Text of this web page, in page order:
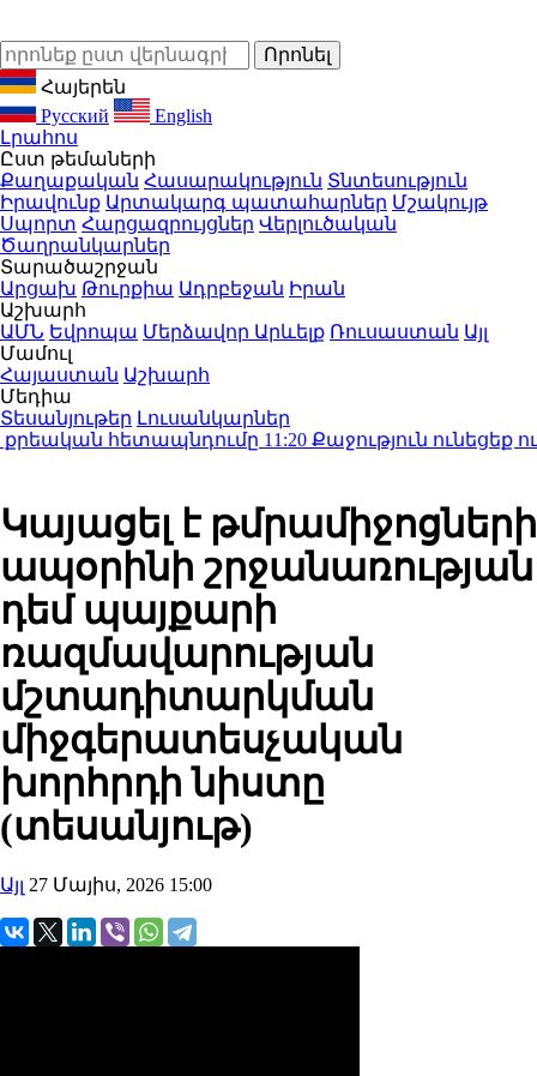
Հայերեն
Русский
English
Լրահոս
Ըստ թեմաների
Քաղաքական Հասարակություն Տնտեսություն
Իրավունք Արտակարգ պատահարներ Մշակույթ
Սպորտ Հարցազրույցներ Վերլուծական
Ծաղրանկարներ
Տարածաշրջան
Արցախ Թուրքիա Ադրբեջան Իրան
Աշխարհ
ԱՄՆ Եվրոպա Մերձավոր Արևելք Ռուսաստան Այլ
Մամուլ
Հայաստան Աշխարհ
Մեդիա
Տեսանյութեր Լուսանկարներ
հետապնդումը11:20 Քաջություն ունեցեք ու
Կայացել է թմրամիջոցների
ապօրինի շրջանառության
դեմ պայքարի
ռազմավարության
մշտադիտարկման
միջգերատեսչական
խորհրդի նիստը
(տեսանյութ)
Այլ 27 Մայիս, 2026 15:00